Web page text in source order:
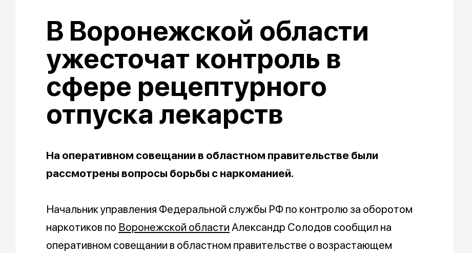
В Воронежской области
ужесточат контроль в
сфере рецептурного
отпуска лекарств
На оперативном совещании в областном правительстве были
рассмотрены вопросы борьбы с наркоманией.
Начальник управления Федеральной службы РФ по контролю за оборотом
наркотиков по Воронежской области Александр Солодов сообщил на
оперативном совещании в областном правительстве о возрастающем